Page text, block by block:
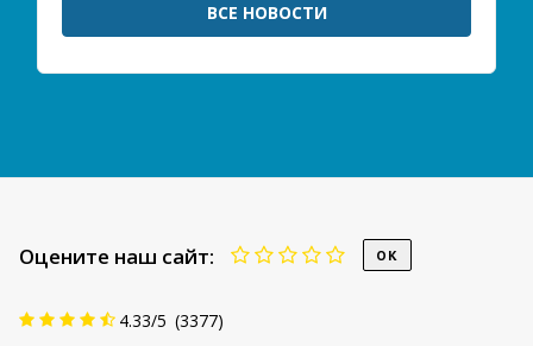
ВСЕ НОВОСТИ
Оцените наш сайт:
4.33/5 (3377)